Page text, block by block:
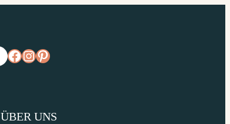
https://www.facebook.com/
https://www.instagram.com/
https://www.pinterest.de/diejungs/
ÜBER UNS